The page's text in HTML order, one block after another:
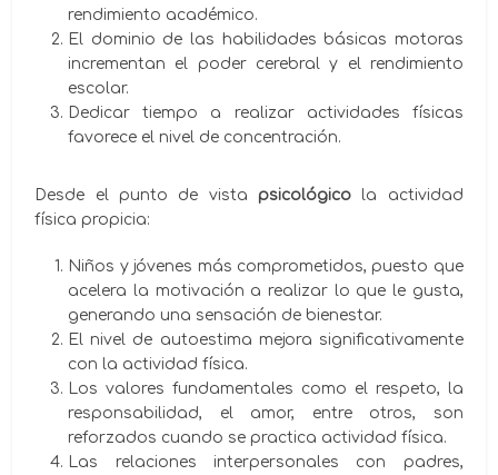
rendimiento académico.
El dominio de las habilidades básicas motoras
incrementan el poder cerebral y el rendimiento
escolar.
Dedicar tiempo a realizar actividades físicas
favorece el nivel de concentración.
Desde el punto de vista psicológico la actividad
física propicia:
Niños y jóvenes más comprometidos, puesto que
acelera la motivación a realizar lo que le gusta,
generando una sensación de bienestar.
El nivel de autoestima mejora significativamente
con la actividad física.
Los valores fundamentales como el respeto, la
responsabilidad, el amor, entre otros, son
reforzados cuando se practica actividad física.
Las relaciones interpersonales con padres,